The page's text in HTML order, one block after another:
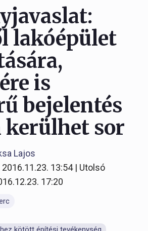
lakóépület
is
bejelentés
kerülhet sor
Lajos
13:54 | Utolsó
17:20